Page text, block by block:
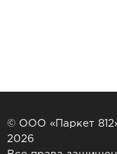
© ООО «Паркет
2026